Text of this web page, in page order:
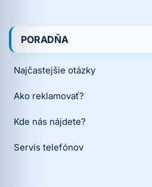
PORADŇA
Najčastejšie otázky
Ako reklamovať?
Kde nás nájdete?
Servis telefónov